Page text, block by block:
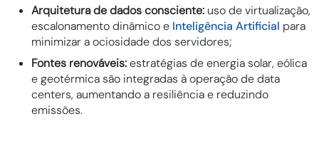
Arquitetura de dados consciente: uso de virtualização,
escalonamento dinâmico e Inteligência Artificial para
minimizar a ociosidade dos servidores;
Fontes renováveis:estratégias de energia solar, eólica
e geotérmica são integradas à operação de data
centers, aumentando a resiliência e reduzindo
emissões.